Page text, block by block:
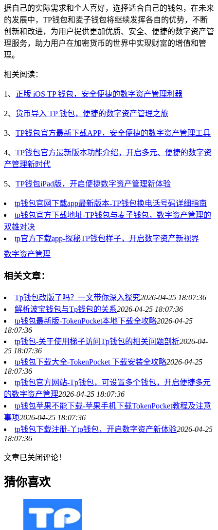
据自己的实际需求和个人喜好，选择适合自己的钱包，在未来
的发展中，TP钱包和麦子钱包将继续发挥各自的优势，不断
创新和改进，为用户提供更加优质、安全、便捷的数字资产管
理服务，助力用户在加密货币的世界中实现财富的增值和管
理。
相关阅读：
1、 正版 iOS TP 钱包，安全便捷的数字资产管理利器
2、 货币导入 TP 钱包，便捷的数字资产管理之旅
3、 TP钱包官方最新下载APP，安全便捷的数字资产管理工具
4、 TP钱包官方最新版本功能介绍，开启多元、便捷的数字资
产管理新时代
5、 TP钱包iPad版，开启便捷数字资产管理新体验
tp钱包官网下载app最新版本-TP钱包换电话号码详细指南
tp钱包官方下载地址-TP钱包与麦子钱包，数字资产管理的
双雄对决
tp官方下载app-探秘TP钱包样子，开启数字资产新视界
数字资产管理
相关文章：
Tp钱包改版了吗？一文带你深入探究2026-04-25 18:07:36
解析波宝钱包与Tp钱包的关系2026-04-25 18:07:36
tp钱包最新版-TokenPocket本地下载全攻略2026-04-25
18:07:36
tp钱包-关于使用梯子访问Tp钱包的相关问题剖析2026-04-
25 18:07:36
tp钱包下载大全-TokenPocket 下载安装全攻略2026-04-25
18:07:36
tp钱包官方网站-Tp钱包，可设置多个钱包，开启便捷多元
的数字资产管理2026-04-25 18:07:36
tp钱包苹果不能下载-苹果手机下载TokenPocket教程及注意
事项2026-04-25 18:07:36
tp钱包下载注册-丫tp钱包，开启数字资产新体验2026-04-25
18:07:36
文章已关闭评论！
猜你喜欢